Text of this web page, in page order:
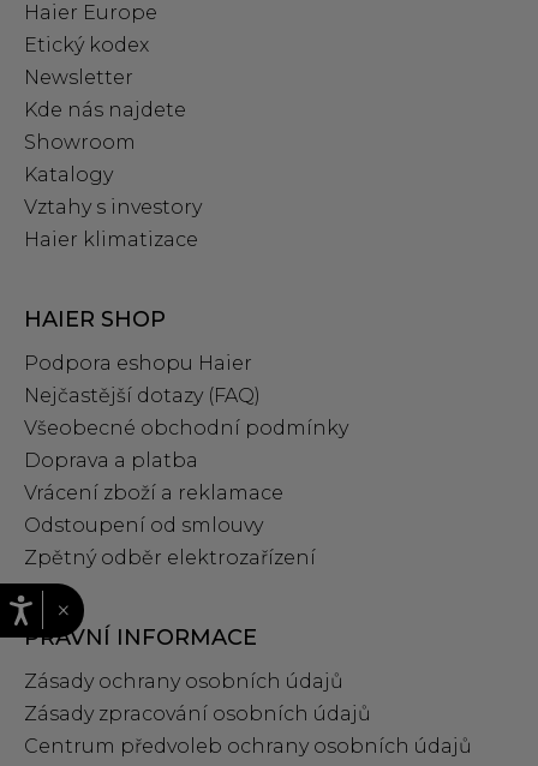
Haier Europe
Etický kodex
Newsletter
Kde nás najdete
Showroom
Katalogy
Vztahy s investory
Haier klimatizace
HAIER SHOP
Podpora eshopu Haier
Nejčastější dotazy (FAQ)
Všeobecné obchodní podmínky
Doprava a platba
Vrácení zboží a reklamace
Odstoupení od smlouvy
Zpětný odběr elektrozařízení
PRÁVNÍ INFORMACE
Zásady ochrany osobních údajů
Zásady zpracování osobních údajů
Centrum předvoleb ochrany osobních údajů
×